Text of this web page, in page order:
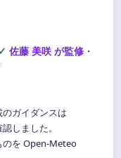
佐藤 美咲 が監修 ・
ガイダンスは
しました。
のを Open-Meteo